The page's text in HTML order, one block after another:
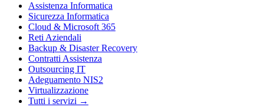
Assistenza Informatica
Sicurezza Informatica
Cloud & Microsoft 365
Reti Aziendali
Backup & Disaster Recovery
Contratti Assistenza
Outsourcing IT
Adeguamento NIS2
Virtualizzazione
Tutti i servizi →